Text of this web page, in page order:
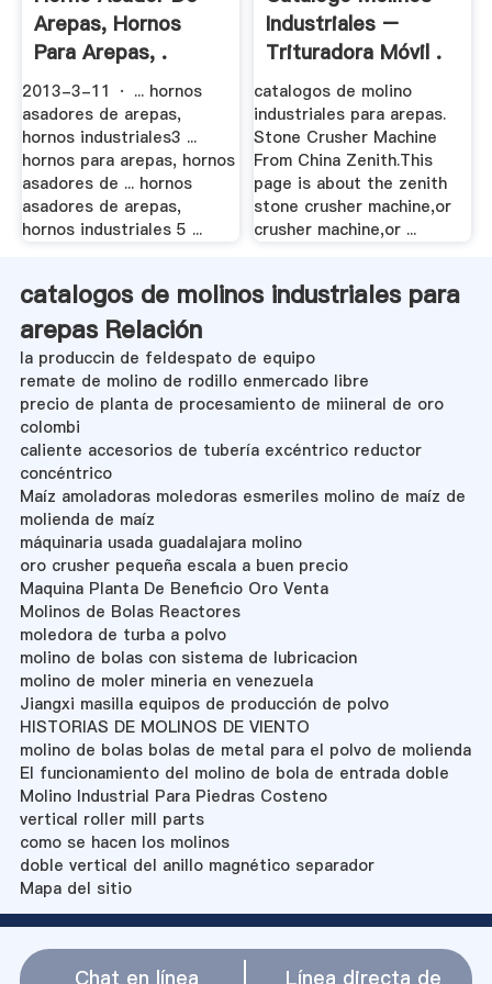
Arepas, Hornos
Para Arepas, .
2013-3-11 · ... hornos
asadores de arepas,
hornos industriales3 ...
hornos para arepas, hornos
asadores de ... hornos
asadores de arepas,
hornos industriales 5 ...
Industriales –
Trituradora Móvil .
catalogos de molino
industriales para arepas.
Stone Crusher Machine
From China Zenith.This
page is about the zenith
stone crusher machine,or
crusher machine,or ...
catalogos de molinos industriales para
arepas Relación
la produccin de feldespato de equipo
remate de molino de rodillo enmercado libre
precio de planta de procesamiento de miineral de oro
colombi
caliente accesorios de tubería excéntrico reductor
concéntrico
Maíz amoladoras moledoras esmeriles molino de maíz de
molienda de maíz
máquinaria usada guadalajara molino
oro crusher pequeña escala a buen precio
Maquina Planta De Beneficio Oro Venta
Molinos de Bolas Reactores
moledora de turba a polvo
molino de bolas con sistema de lubricacion
molino de moler mineria en venezuela
Jiangxi masilla equipos de producción de polvo
HISTORIAS DE MOLINOS DE VIENTO
molino de bolas bolas de metal para el polvo de molienda
El funcionamiento del molino de bola de entrada doble
Molino Industrial Para Piedras Costeno
vertical roller mill parts
como se hacen los molinos
doble vertical del anillo magnético separador
Mapa del sitio
Chat en línea Línea directa de